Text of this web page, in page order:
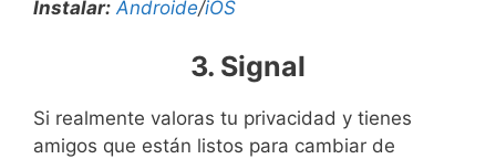
Instalar: Androide/iOS
3. Signal
Si realmente valoras tu privacidad y tienes
amigos que están listos para cambiar de